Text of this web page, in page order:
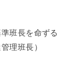
班長を命ずる
理班長）